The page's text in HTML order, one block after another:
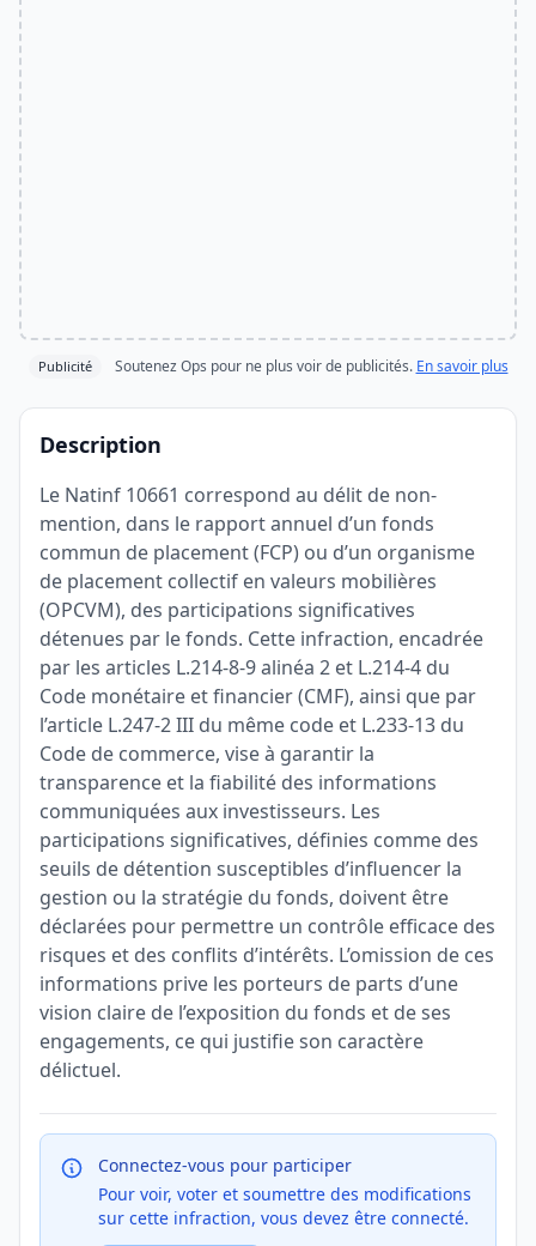
Publicité Soutenez Ops pour ne plus voir de publicités. En savoir plus
Description
Le Natinf 10661 correspond au délit de non-
mention, dans le rapport annuel d’un fonds
commun de placement (FCP) ou d’un organisme
de placement collectif en valeurs mobilières
(OPCVM), des participations significatives
détenues par le fonds. Cette infraction, encadrée
par les articles L.214-8-9 alinéa 2 et L.214-4 du
Code monétaire et financier (CMF), ainsi que par
l’article L.247-2 III du même code et L.233-13 du
Code de commerce, vise à garantir la
transparence et la fiabilité des informations
communiquées aux investisseurs. Les
participations significatives, définies comme des
seuils de détention susceptibles d’influencer la
gestion ou la stratégie du fonds, doivent être
déclarées pour permettre un contrôle efficace des
risques et des conflits d’intérêts. L’omission de ces
informations prive les porteurs de parts d’une
vision claire de l’exposition du fonds et de ses
engagements, ce qui justifie son caractère
délictuel.
Connectez-vous pour participer
Pour voir, voter et soumettre des modifications
sur cette infraction, vous devez être connecté.